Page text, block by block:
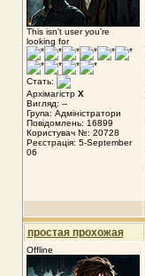
This isn't user you're
looking for
Стать:
Архімагістр X
Вигляд: --
Група: Адміністратори
Повідомлень: 16899
Користувач №: 20728
Реєстрація: 5-September
06
простая прохожая
Offline